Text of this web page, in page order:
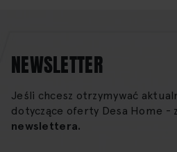
NEWSLETTER
Jeśli chcesz otrzymywać
dotyczące oferty Desa Home -
newslettera.